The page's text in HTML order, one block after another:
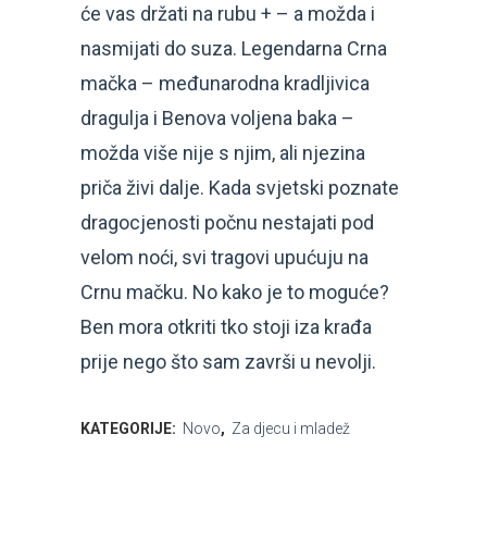
će vas držati na rubu + – a možda i
nasmijati do suza. Legendarna Crna
mačka – međunarodna kradljivica
dragulja i Benova voljena baka –
možda više nije s njim, ali njezina
priča živi dalje. Kada svjetski poznate
dragocjenosti počnu nestajati pod
velom noći, svi tragovi upućuju na
Crnu mačku. No kako je to moguće?
Ben mora otkriti tko stoji iza krađa
prije nego što sam završi u nevolji.
KATEGORIJE: Novo, Za djecu i mladež